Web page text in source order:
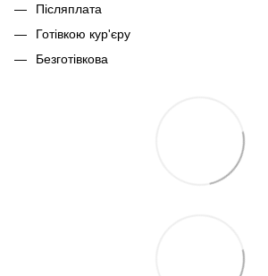
Післяплата
Готівкою кур'єру
Безготівкова